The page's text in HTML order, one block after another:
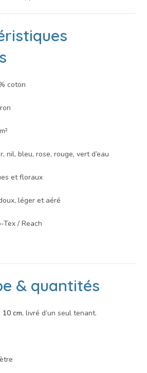
coton
nil, bleu, rose, rouge, vert d’eau
et floraux
léger et aéré
Tex / Reach
& quantités
cm, livré d’un seul tenant.